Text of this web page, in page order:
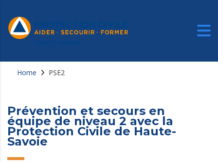
Home PSE2
Prévention et secours en
équipe de niveau 2 avec la
Protection Civile de Haute-
Savoie